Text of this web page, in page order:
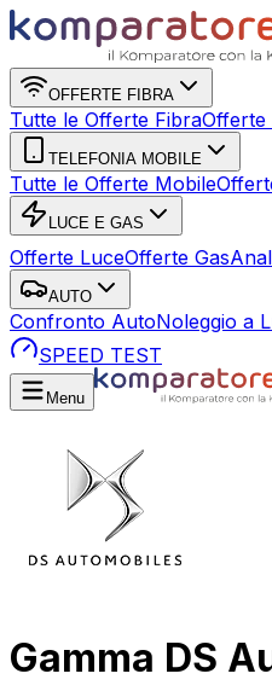
OFFERTE FIBRA
Tutte le Offerte FibraOfferte
TELEFONIA MOBILE
Tutte le Offerte Mobile
LUCE E GAS
Offerte LuceOfferte Gas
AUTO
Confronto AutoNoleggio a
SPEED TEST
Menu
Gamma DS